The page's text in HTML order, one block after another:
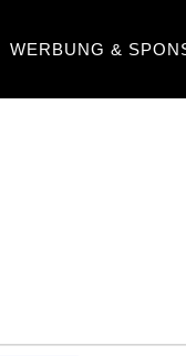
WERBUNG &